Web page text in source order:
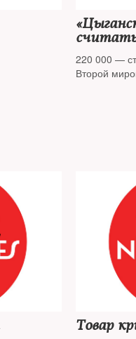
220 000 —
Второй
Товар